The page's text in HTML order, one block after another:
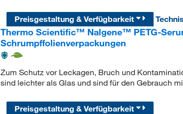
Preisgestaltung & Verfügbarkeit
Thermo Scientific™ Nalgene™ PETG-
Schrumpffolienverpackungen
Zum Schutz vor Leckagen, Bruch und
sind leichter als Glas und sind für den Gebrauch
Preisgestaltung & Verfügbarkeit